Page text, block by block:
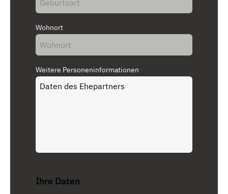
Wohnort
Weitere Personeninformationen
Ihre Daten